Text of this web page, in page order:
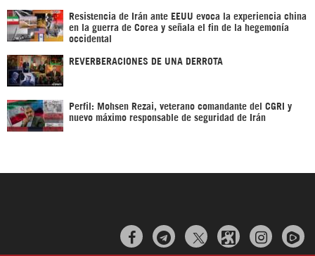
Resistencia de Irán ante EEUU evoca la experiencia china
en la guerra de Corea y señala el fin de la hegemonía
occidental
REVERBERACIONES DE UNA DERROTA
Perfil: Mohsen Rezai, veterano comandante del CGRI y
nuevo máximo responsable de seguridad de Irán
  